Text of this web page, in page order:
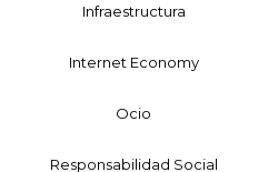
Infraestructura
Internet Economy
Ocio
Responsabilidad Social